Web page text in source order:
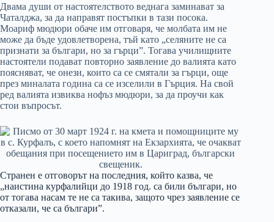
Двама души от настоятелството веднага заминават за
Чаталджа, за да направят постъпки в тази посока.
Моариф мюдюри обаче им отговаря, че молбата им не
може да бъде удовлетворена, тъй като „селяните не са
признати за българи, но за гърци”. Тогава училищните
настоятели подават повторно заявление до валията като
поясняват, че онези, които са се смятали за гърци, още
през миналата година са се изселили в Гърция. На свой
ред валията извиква нофъз мюдюри, за да проучи как
стои въпросът.
Странен е отговорът на последния, който казва, че
„наистина курфалийци до 1918 год. са били българи, но
от тогава насам те не са такива, защото чрез заявление се
отказали, че са българи”.